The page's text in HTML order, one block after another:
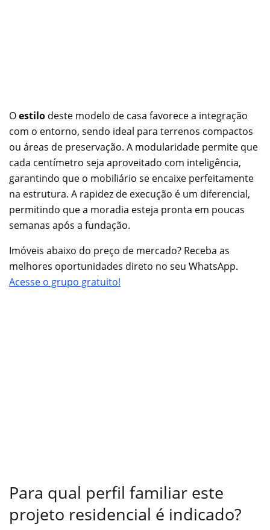
Oestilo deste modelo de casa favorece a integração
com o entorno, sendo ideal para terrenos compactos
ou áreas de preservação. A modularidade permite que
cada centímetro seja aproveitado com inteligência,
garantindo que o mobiliário se encaixe perfeitamente
na estrutura. A rapidez de execução é um diferencial,
permitindo que a moradia esteja pronta em poucas
semanas após a fundação.
Imóveis abaixo do preço de mercado? Receba as
melhores oportunidades direto no seu WhatsApp.
Acesse o grupo gratuito!
Para qual perfil familiar este
projeto residencial é indicado?